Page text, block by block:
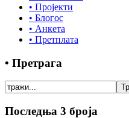
• Пројекти
• Блогос
• Анкета
• Претплата
• Претрага
Последња 3 броја